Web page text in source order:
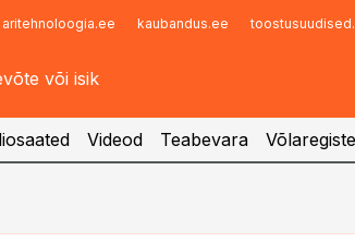
aritehnoloogia.ee kaubandus.ee
Infopank
Videod Teabevara